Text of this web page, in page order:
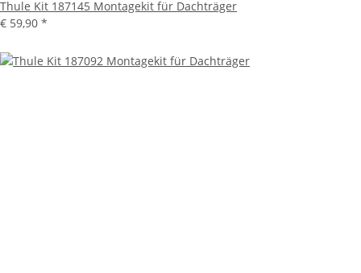
Thule Kit 187145 Montagekit für Dachträger
€ 59,90 *